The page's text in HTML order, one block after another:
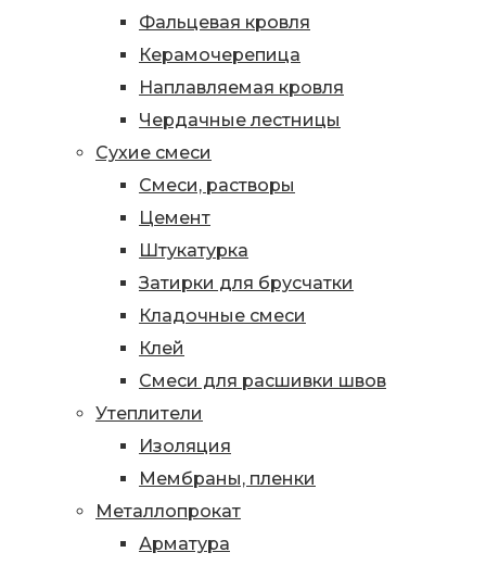
Фальцевая кровля
Керамочерепица
Наплавляемая кровля
Чердачные лестницы
Сухие смеси
Смеси, растворы
Цемент
Штукатурка
Затирки для брусчатки
Кладочные смеси
Клей
Смеси для расшивки швов
Утеплители
Изоляция
Мембраны, пленки
Металлопрокат
Арматура